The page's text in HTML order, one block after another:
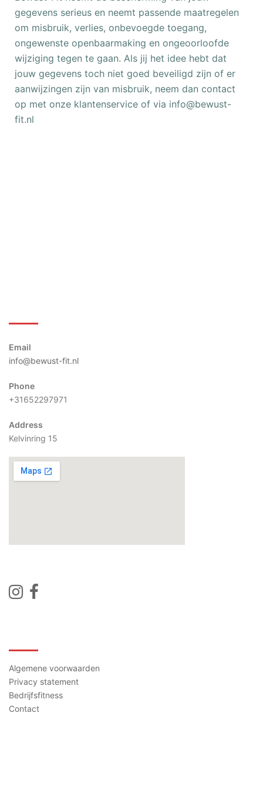
gegevens serieus en neemt passende maatregelen
om misbruik, verlies, onbevoegde toegang,
ongewenste openbaarmaking en ongeoorloofde
wijziging tegen te gaan. Als jij het idee hebt dat
jouw gegevens toch niet goed beveiligd zijn of er
aanwijzingen zijn van misbruik, neem dan contact
op met onze klantenservice of via info@bewust-
fit.nl
Email
info@bewust-fit.nl
Phone
+31652297971
Address
Kelvinring 15
Algemene voorwaarden
Privacy statement
Bedrijfsfitness
Contact